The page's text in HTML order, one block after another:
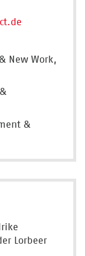
New Work,
&
Lorbeer